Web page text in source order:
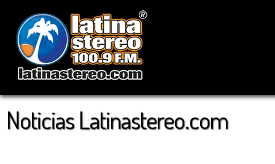
Noticias Latinastereo.com